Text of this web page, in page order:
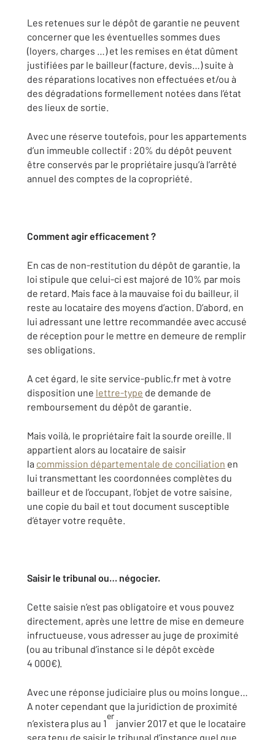
Les retenues sur le dépôt de garantie ne peuvent
concerner que les éventuelles sommes dues
(loyers, charges …) et les remises en état dûment
justifiées par le bailleur (facture, devis…) suite à
des réparations locatives non effectuées et/ou à
des dégradations formellement notées dans l’état
des lieux de sortie.
Avec une réserve toutefois, pour les appartements
d’un immeuble collectif : 20% du dépôt peuvent
être conservés par le propriétaire jusqu’à l’arrêté
annuel des comptes de la copropriété.
Comment agir efficacement ?
En cas de non-restitution du dépôt de garantie, la
loi stipule que celui-ci est majoré de 10% par mois
de retard. Mais face à la mauvaise foi du bailleur, il
reste au locataire des moyens d’action. D’abord, en
lui adressant une lettre recommandée avec accusé
de réception pour le mettre en demeure de remplir
ses obligations.
A cet égard, le site service-public.fr met à votre
disposition une lettre-type de demande de
remboursement du dépôt de garantie.
Mais voilà, le propriétaire fait la sourde oreille. Il
appartient alors au locataire de saisir
la commission départementale de conciliation en
lui transmettant les coordonnées complètes du
bailleur et de l’occupant, l’objet de votre saisine,
une copie du bail et tout document susceptible
d’étayer votre requête.
Saisir le tribunal ou… négocier.
Cette saisie n’est pas obligatoire et vous pouvez
directement, après une lettre de mise en demeure
infructueuse, vous adresser au juge de proximité
(ou au tribunal d’instance si le dépôt excède
4 000€).
Avec une réponse judiciaire plus ou moins longue…
A noter cependant que la juridiction de proximité
n’existera plus au 1
er
janvier 2017 et que le locataire
sera tenu de saisir le tribunal d’instance quel que